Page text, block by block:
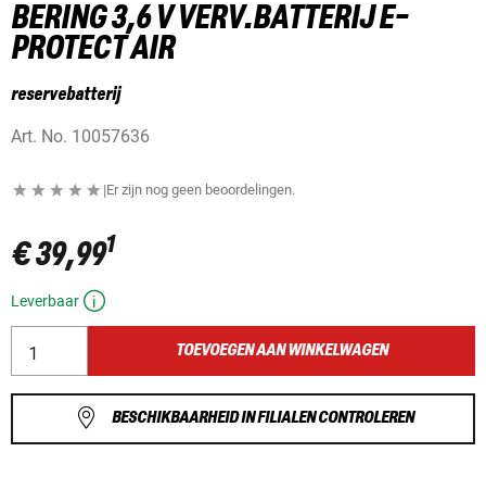
BERING 3,6 V VERV.BATTERIJ E-
PROTECT AIR
reservebatterij
Art. No. 10057636
|Er zijn nog geen beoordelingen.
€ 39,991
Leverbaar
TOEVOEGEN AAN WINKELWAGEN
BESCHIKBAARHEID IN FILIALEN CONTROLEREN